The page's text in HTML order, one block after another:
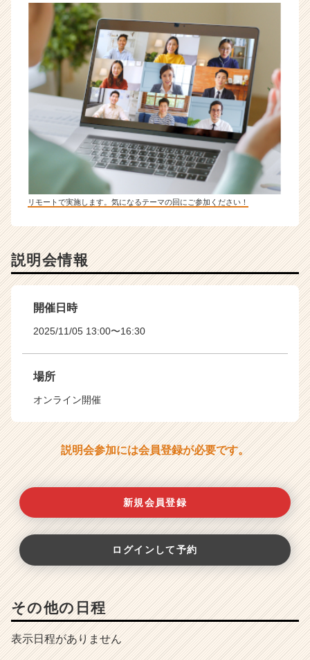
リモートで実施します。気になるテーマの回にご参加ください！
説明会情報
開催日時
2025/11/05 13:00〜16:30
場所
オンライン開催
説明会参加には会員登録が必要です。
新規会員登録
ログインして予約
その他の日程
表示日程がありません